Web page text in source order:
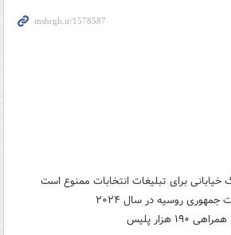
خیابانی برای تبلیغات انتخابات ممنوع است
روسیه در سال ۲۰۲۴
هزار پلیس